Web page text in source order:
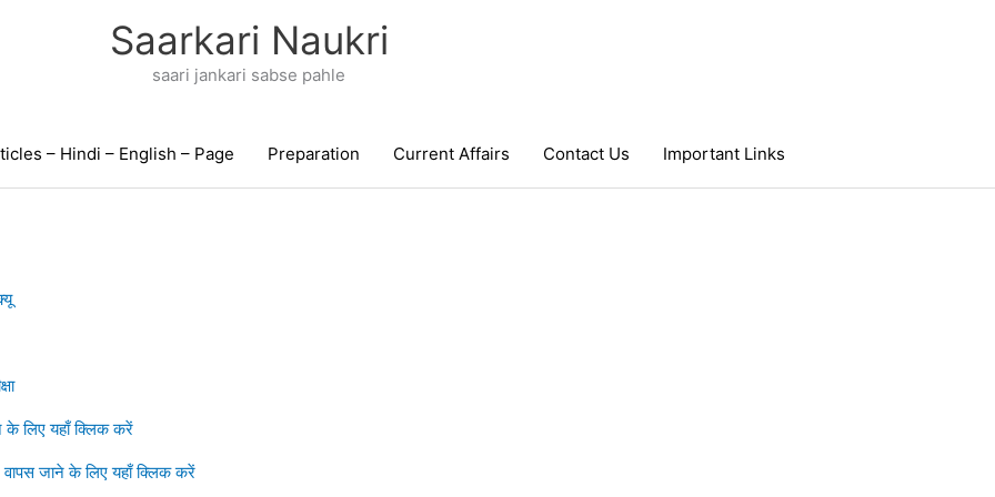
Saarkari Naukri
saari jankari sabse pahle
– Hindi – English – Page Preparation Current Affairs Contact Us Important Links
के लिए यहाँ क्लिक करें
वापस जाने के लिए यहाँ क्लिक करें